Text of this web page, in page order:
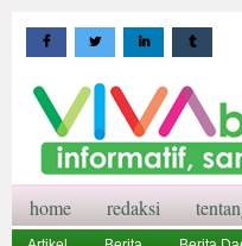
home redaksi